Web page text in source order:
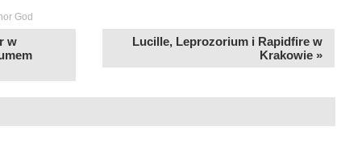
God
w
Lucille, Leprozorium i Rapidfire w
Krakowie »